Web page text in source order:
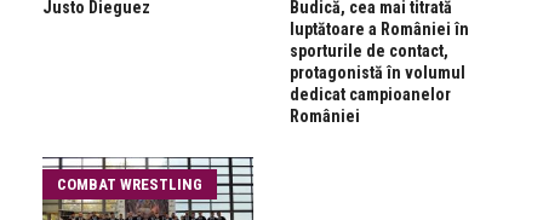
Justo Dieguez
Budică, cea mai titrată
luptătoare a României în
sporturile de contact,
protagonistă în volumul
dedicat campioanelor
României
COMBAT WRESTLING